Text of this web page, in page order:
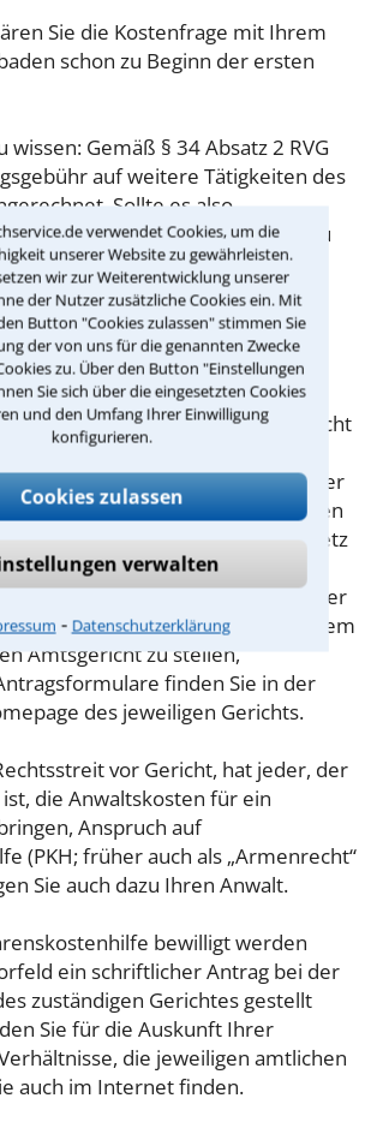
verwendet Cookies, um die
unserer Website zu gewährleisten.
wir zur Weiterentwicklung unserer
der Nutzer zusätzliche Cookies ein. Mit
Button "Cookies zulassen" stimmen Sie
der von uns für die genannten Zwecke
zu. Über den Button "Einstellungen
Sie sich über die eingesetzten Cookies
und den Umfang Ihrer Einwilligung
konfigurieren.
Cookies zulassen
verwalten
⁃ Datenschutzerklärung
Sie die Kostenfrage mit Ihrem
schon zu Beginn der ersten
Gemäß § 34 Absatz 2 RVG
auf weitere Tätigkeiten des
Sollte es also
des Beratungsgesprächs zu
so kann der Anwalt diese
nicht mehr abrechnen.
ich mir keinen Anwalt für
kann?
noch nicht vor Gericht
notwendig ist, haben
Einkommen (Maßstab ist hier
die Möglichkeit, einen
gemäß § 1 Beratungshilfegesetz
Wird dieser bewilligt, so
von einem Rechtsanwalt Ihrer
lassen. Der Antrag ist bei dem
Amtsgericht zu stellen,
finden Sie in der
des jeweiligen Gerichts.
vor Gericht, hat jeder, der
die Anwaltskosten für ein
Anspruch auf
(PKH; früher auch als „Armenrecht“
Sie auch dazu Ihren Anwalt.
bewilligt werden
ein schriftlicher Antrag bei der
zuständigen Gerichtes gestellt
Sie für die Auskunft Ihrer
die jeweiligen amtlichen
auch im Internet finden.